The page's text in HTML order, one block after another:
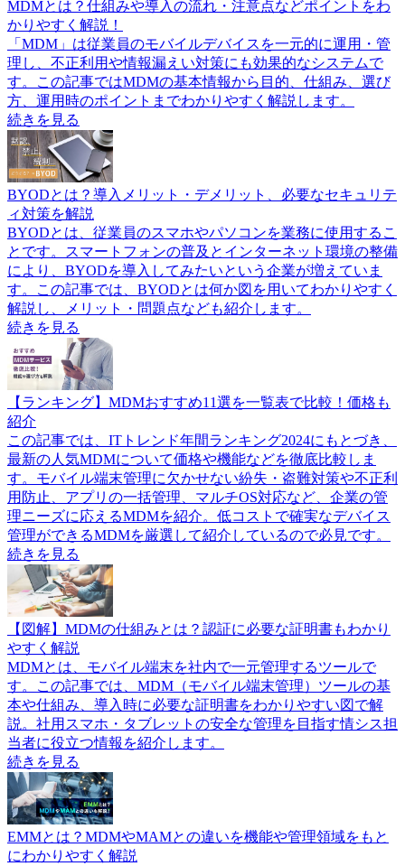
MDMとは？仕組みや導入の流れ・注意点などポイントをわ
かりやすく解説！
「MDM」は従業員のモバイルデバイスを一元的に運用・管
理し、不正利用や情報漏えい対策にも効果的なシステムで
す。この記事ではMDMの基本情報から目的、仕組み、選び
方、運用時のポイントまでわかりやすく解説します。
続きを見る
BYODとは？導入メリット・デメリット、必要なセキュリテ
ィ対策を解説
BYODとは、従業員のスマホやパソコンを業務に使用するこ
とです。スマートフォンの普及とインターネット環境の整備
により、BYODを導入してみたいという企業が増えていま
す。この記事では、BYODとは何か図を用いてわかりやすく
解説し、メリット・問題点なども紹介します。
続きを見る
【ランキング】MDMおすすめ11選を一覧表で比較！価格も
紹介
この記事では、ITトレンド年間ランキング2024にもとづき、
最新の人気MDMについて価格や機能などを徹底比較しま
す。モバイル端末管理に欠かせない紛失・盗難対策や不正利
用防止、アプリの一括管理、マルチOS対応など、企業の管
理ニーズに応えるMDMを紹介。低コストで確実なデバイス
管理ができるMDMを厳選して紹介しているので必見です。
続きを見る
【図解】MDMの仕組みとは？認証に必要な証明書もわかり
やすく解説
MDMとは、モバイル端末を社内で一元管理するツールで
す。この記事では、MDM（モバイル端末管理）ツールの基
本や仕組み、導入時に必要な証明書をわかりやすい図で解
説。社用スマホ・タブレットの安全な管理を目指す情シス担
当者に役立つ情報を紹介します。
続きを見る
EMMとは？MDMやMAMとの違いを機能や管理領域をもと
にわかりやすく解説